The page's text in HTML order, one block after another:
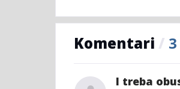
Komentari / 3
I treba